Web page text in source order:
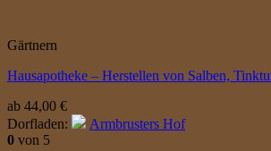
Gärtnern
Hausapotheke – Herstellen von Salben,
ab 44,00 €
Dorfladen:
Armbrusters Hof
0 von 5